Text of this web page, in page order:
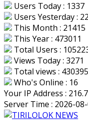
Users Today : 1337
Users Yesterday :
This Month : 21415
This Year : 473011
Total Users :
Views Today : 3271
Total views :
Who's Online : 16
Your IP Address :
Server Time : 2026-